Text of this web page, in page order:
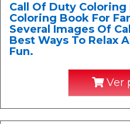
Call Of Duty
Coloring Book For
Several Images Of
Best Ways To Relax
Fun.
Ver